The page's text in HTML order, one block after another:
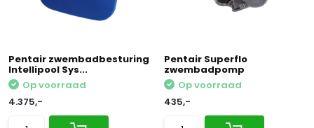
Pentair zwembadbesturing
Intellipool Sys...
Op voorraad
4.375,-
Pentair Superflo
zwembadpomp
Op voorraad
435,-